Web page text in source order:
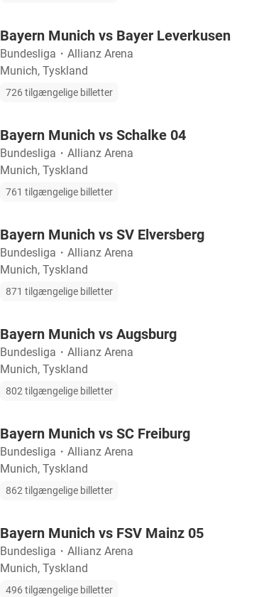
Bayern Munich vs Bayer Leverkusen
Bundesliga ・ Allianz Arena
Munich, Tyskland
726 tilgængelige billetter
Bayern Munich vs Schalke 04
Bundesliga ・ Allianz Arena
Munich, Tyskland
761 tilgængelige billetter
Bayern Munich vs SV Elversberg
Bundesliga ・ Allianz Arena
Munich, Tyskland
871 tilgængelige billetter
Bayern Munich vs Augsburg
Bundesliga ・ Allianz Arena
Munich, Tyskland
802 tilgængelige billetter
Bayern Munich vs SC Freiburg
Bundesliga ・ Allianz Arena
Munich, Tyskland
862 tilgængelige billetter
Bayern Munich vs FSV Mainz 05
Bundesliga ・ Allianz Arena
Munich, Tyskland
496 tilgængelige billetter